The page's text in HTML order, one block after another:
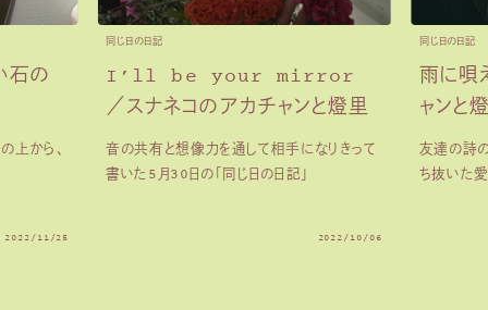
同じ日の日記
I’ll be your mirror
／スナネコのアカチャンと燈里
音の共有と想像力を通して相手になりきって
書いた5月30日の「同じ日の日記」
2022/10/06
同じ日の日記
雨に唄
ャンと
友達の詩
ち抜いた
石の
上から、
2022/11/25